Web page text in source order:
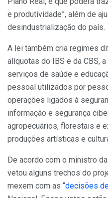
e produtividade”, além de
desindustrialização do país.
A lei também cria regimes
alíquotas do IBS e da CBS,
serviços de saúde e
pessoal utilizados por
operações ligados à
informação e segurança
agropecuários, florestais e
produções artísticas e
De acordo com o ministro
vetou alguns trechos do
mexem com as “decisões